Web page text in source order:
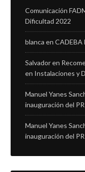
Comunicación
Dificultad 2022
blanca enCADEBA
Salvadoren
en Instalaciones y
Manuel Yanes
inauguración del
Manuel Yanes
inauguración del